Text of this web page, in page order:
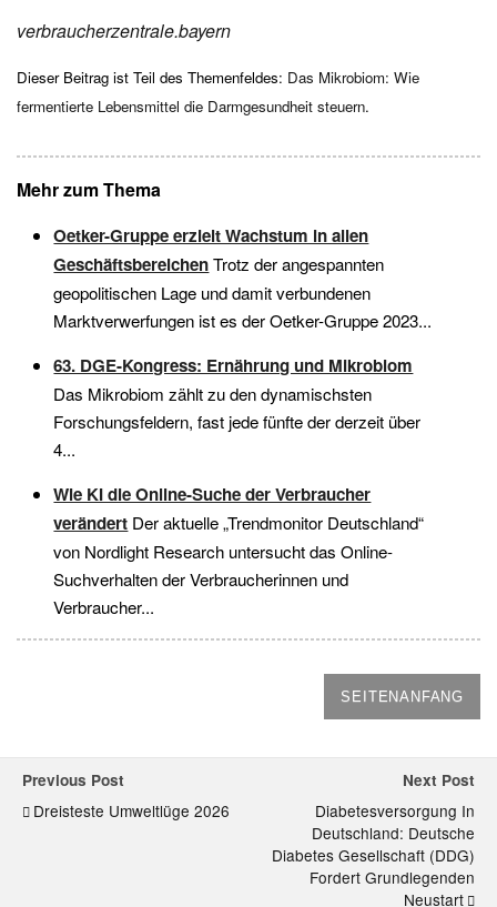
verbraucherzentrale.bayern
Dieser Beitrag ist Teil des Themenfeldes: Das Mikrobiom: Wie
fermentierte Lebensmittel die Darmgesundheit steuern.
Mehr zum Thema
Oetker-Gruppe erzielt Wachstum in allen
GeschäftsbereichenTrotz der angespannten
geopolitischen Lage und damit verbundenen
Marktverwerfungen ist es der Oetker-Gruppe 2023...
63. DGE-Kongress: Ernährung und Mikrobiom
Das Mikrobiom zählt zu den dynamischsten
Forschungsfeldern, fast jede fünfte der derzeit über
4...
Wie KI die Online-Suche der Verbraucher
verändert Der aktuelle „Trendmonitor Deutschland“
von Nordlight Research untersucht das Online-
Suchverhalten der Verbraucherinnen und
Verbraucher...
SEITENANFANG
Previous Post
Dreisteste Umweltlüge 2026
Next Post
Diabetesversorgung In
Deutschland: Deutsche
Diabetes Gesellschaft (DDG)
Fordert Grundlegenden
Neustart